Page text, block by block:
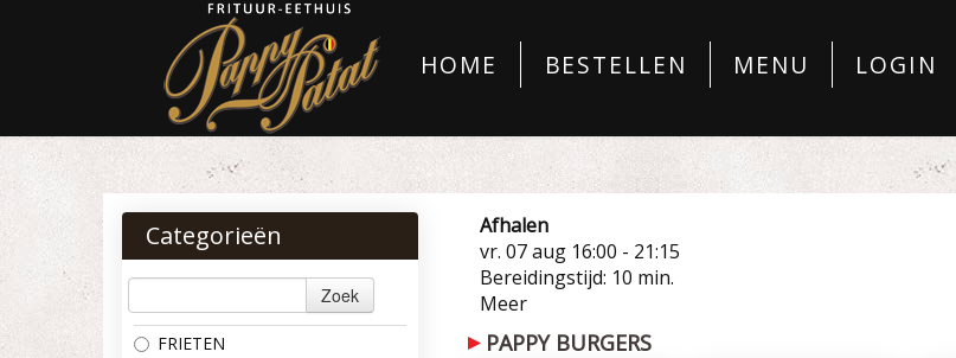
HOME BESTELLEN MENU LOGIN
Categorieën
Zoek
FRIETEN
Afhalen
vr. 07 aug 16:00 - 21:15
Bereidingstijd: 10 min.
Meer
PAPPY BURGERS